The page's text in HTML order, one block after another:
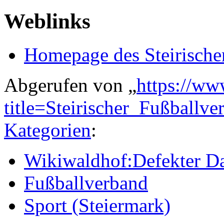
Weblinks
Homepage des
Abgerufen von „https://
Kategorien:
Wikiwaldhof:Defekter
Fußballverband
Sport (Steiermark)